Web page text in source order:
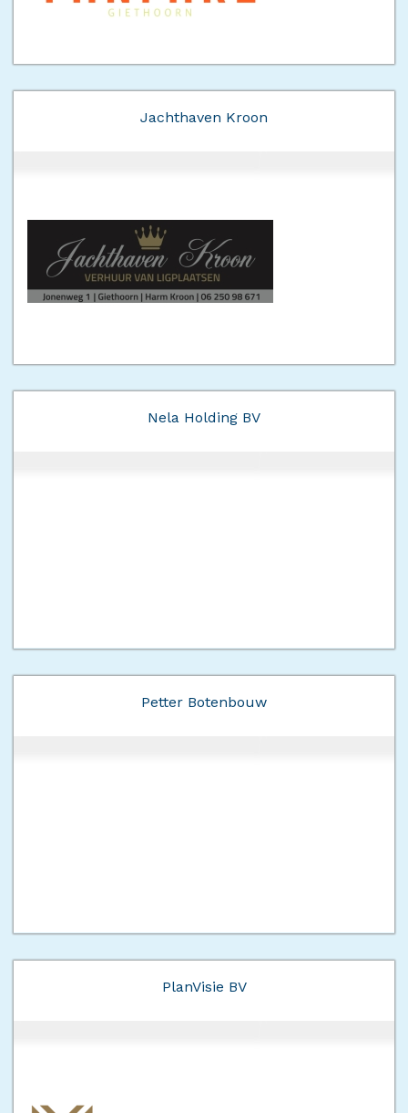
Jachthaven Kroon
Nela Holding BV
Petter Botenbouw
PlanVisie BV